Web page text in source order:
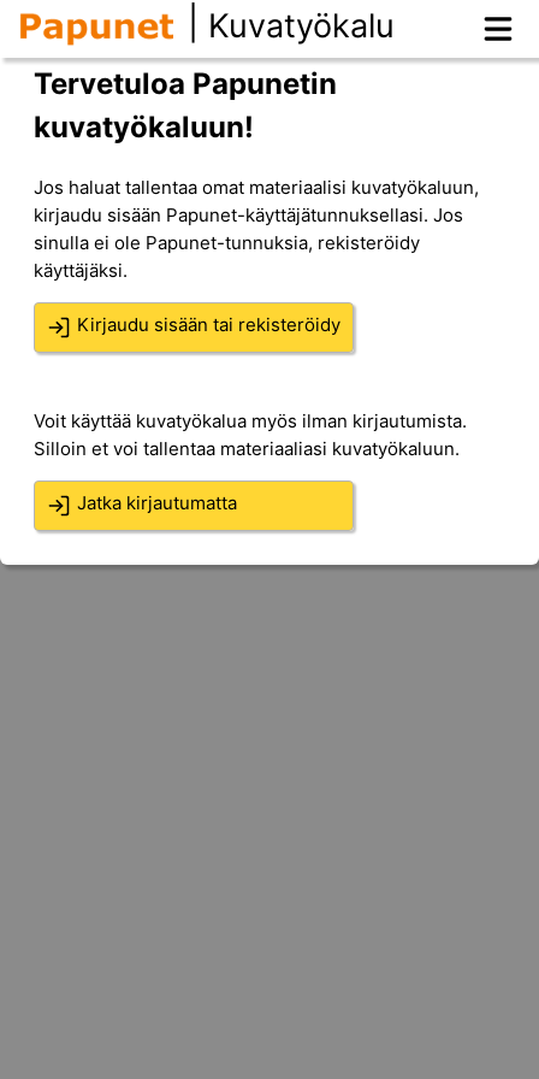
Kuvatyökalu
Tervetuloa Papunetin
kuvatyökaluun!
Jos haluat tallentaa omat materiaalisi kuvatyökaluun,
kirjaudu sisään Papunet-käyttäjätunnuksellasi. Jos
sinulla ei ole Papunet-tunnuksia, rekisteröidy
käyttäjäksi.
Kirjaudu sisään tai rekisteröidy
Voit käyttää kuvatyökalua myös ilman kirjautumista.
Silloin et voi tallentaa materiaaliasi kuvatyökaluun.
Jatka kirjautumatta